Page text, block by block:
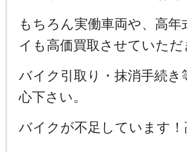
もちろん実働車両や、高
イも高価買取させていただ
バイク引取り・抹消手続
心下さい。
バイクが不足しています！